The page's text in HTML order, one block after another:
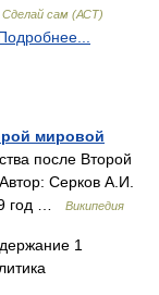
Сделай сам (АСТ)
мировой
после Второй
Серков А.И.
год …
Википедия
1